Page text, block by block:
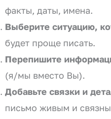
факты, даты, имена.
Выберите ситуацию,
будет проще писать.
Перепишите
(я/мы вместо Вы).
Добавьте связки и
письмо живым и